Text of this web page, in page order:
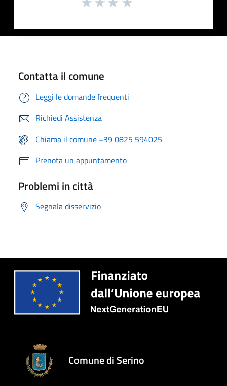
Contatta il comune
Leggi le domande frequenti
Richiedi Assistenza
Chiama il comune +39 0825 594025
Prenota un appuntamento
Problemi in città
Segnala disservizio
Comune di Serino